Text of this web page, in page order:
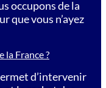
occupons de la
que vous n’ayez
la France ?
d’intervenir